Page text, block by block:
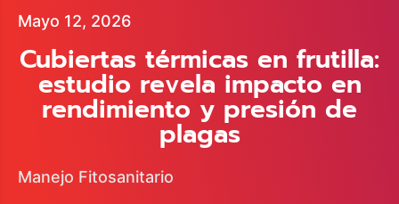
Mayo 12, 2026
Cubiertas térmicas en frutilla:
estudio revela impacto en
rendimiento y presión de
plagas
Manejo Fitosanitario